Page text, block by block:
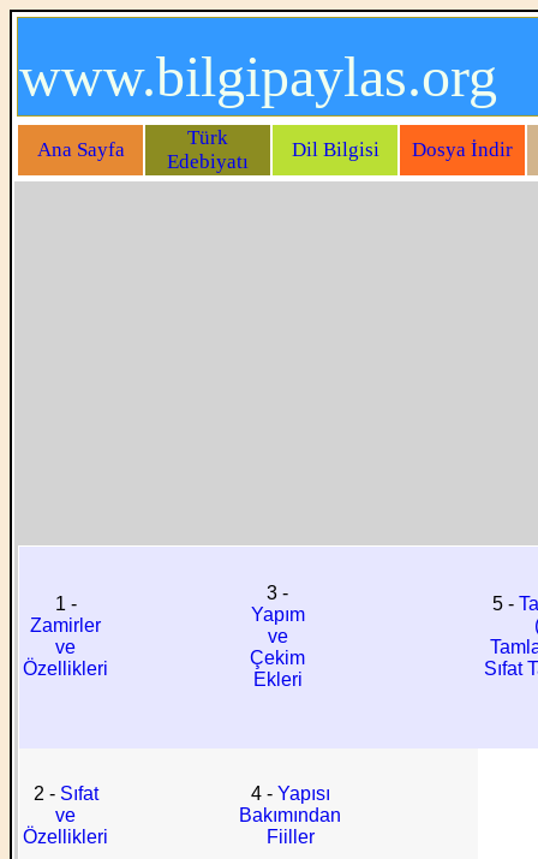
www.bilgipaylas.org
Ana Sayfa
Türk
Edebiyatı
Dil Bilgisi Dosya İndir
1 -
Zamirler
ve
Özellikleri
3 -
Yapım
ve
Çekim
Ekleri
5 -
Sıfat
2 - Sıfat
ve
Özellikleri
4 - Yapısı
Bakımından
Fiiller